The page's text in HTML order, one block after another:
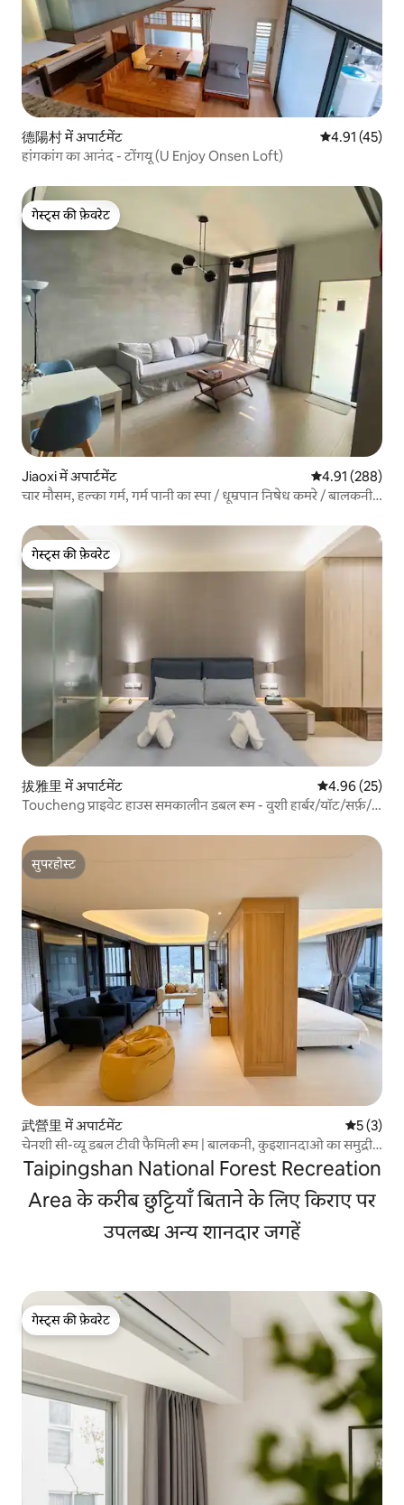
德陽村 में अपार्टमेंट औसत रेटिंग 5 में
4.91 (45)
हांगकांग का आनंद - टोंगयू (U Enjoy Onsen Loft)
गेस्ट्स की फ़ेवरेट
गेस्ट्स की फ़ेवरेट
Jiaoxi में अपार्टमेंट औसत रेटिंग 5 में से
4.91 (288)
चार मौसम, हल्का गर्म, गर्म पानी का स्पा / धूम्रपान निषेध कमरे / बालकनी /
गेस्ट्स की फ़ेवरेट
गेस्ट्स की फ़ेवरेट
拔雅里 में अपार्टमेंट औसत रेटिंग 5 में
4.96 (25)
Toucheng प्राइवेट हाउस समकालीन डबल रूम - वुशी हार्बर/यॉट/सर्फ़/
सुपरहोस्ट
सुपरहोस्ट
武營里 में अपार्टमेंट औसत रेटिंग
5 (3)
चेनशी सी-व्यू डबल टीवी फैमिली रूम | बालकनी, कुइशानदाओ का समुद्री
दृश्य, इनडोर गर्म पानी का सोता
Taipingshan National Forest Recreation
Area के करीब छुट्टियाँ बिताने के लिए किराए पर
उपलब्ध अन्य शानदार जगहें
गेस्ट्स की फ़ेवरेट
गेस्ट्स की फ़ेवरेट